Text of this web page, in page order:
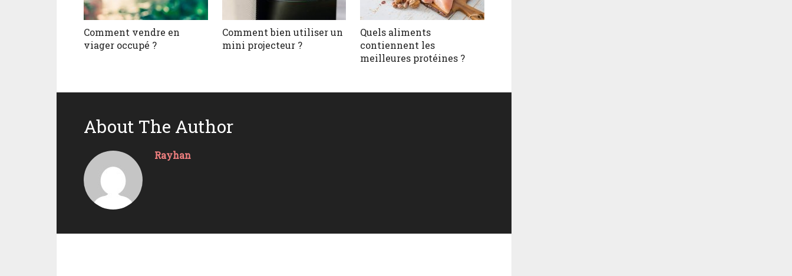
Comment vendre en
viager occupé ?
Comment bien utiliser un
mini projecteur ?
Quels aliments
contiennent les
meilleures protéines ?
About The Author
Rayhan